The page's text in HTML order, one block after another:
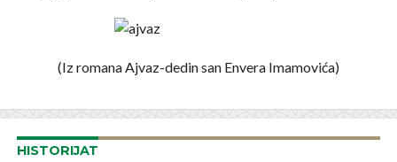
(Iz romana Ajvaz-dedin san Envera Imamovića)
HISTORIJAT